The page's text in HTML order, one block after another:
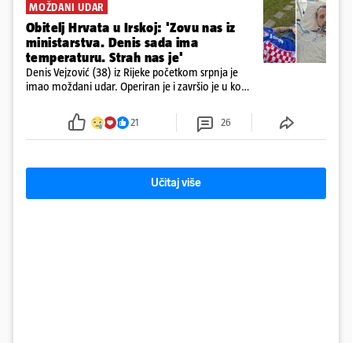
MOŽDANI UDAR
Obitelj Hrvata u Irskoj: 'Zovu nas iz
ministarstva. Denis sada ima
temperaturu. Strah nas je'
Denis Vejzović (38) iz Rijeke početkom srpnja je
imao moždani udar. Operiran je i završio je u komi.
tamošnji liječnici ne vjeruju u oporavak: 'Imamo
21 26
Učitaj više